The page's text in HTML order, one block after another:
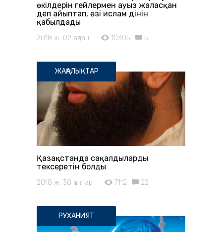
өкілдерін гейлермен ауыз жаласқан
деп айыптап, өзі ислам дінін
қабылдады
2018 ж. 02 ақпан 10305 5
ЖАҢАЛЫҚТАР
Қазақстанда сақалдыларды
тексеретін болды
2018 ж. 30 қаңтар 7112 22
РУХАНИЯТ